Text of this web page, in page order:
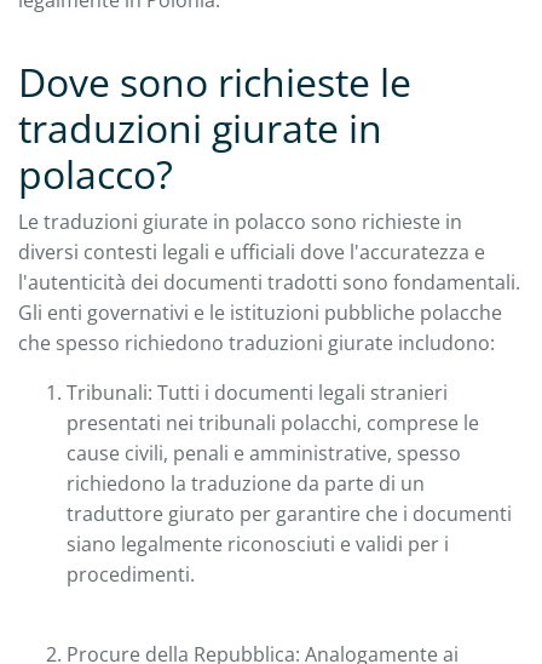
Dove sono richieste le
traduzioni giurate in
polacco?
Le traduzioni giurate in polacco sono richieste in
diversi contesti legali e ufficiali dove l'accuratezza e
l'autenticità dei documenti tradotti sono fondamentali.
Gli enti governativi e le istituzioni pubbliche polacche
che spesso richiedono traduzioni giurate includono:
Tribunali: Tutti i documenti legali stranieri
presentati nei tribunali polacchi, comprese le
cause civili, penali e amministrative, spesso
richiedono la traduzione da parte di un
traduttore giurato per garantire che i documenti
siano legalmente riconosciuti e validi per i
procedimenti.
Procure della Repubblica: Analogamente ai